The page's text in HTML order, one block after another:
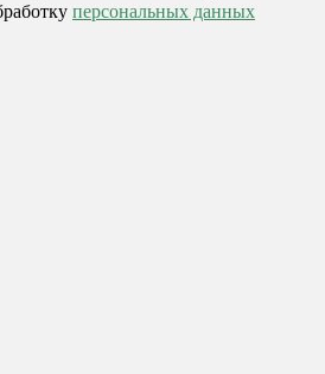
персональных данных